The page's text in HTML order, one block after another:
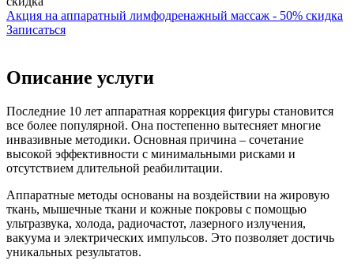
Акция на аппаратный лимфодренажный массаж - 50% скидка
Записаться
Описание услуги
Последние 10 лет аппаратная коррекция фигуры становится
все более популярной. Она постепенно вытесняет многие
инвазивные методики. Основная причина – сочетание
высокой эффективности с минимальными рисками и
отсутствием длительной реабилитации.
Аппаратные методы основаны на воздействии на жировую
ткань, мышечные ткани и кожные покровы с помощью
ультразвука, холода, радиочастот, лазерного излучения,
вакуума и электрических импульсов. Это позволяет достичь
уникальных результатов.